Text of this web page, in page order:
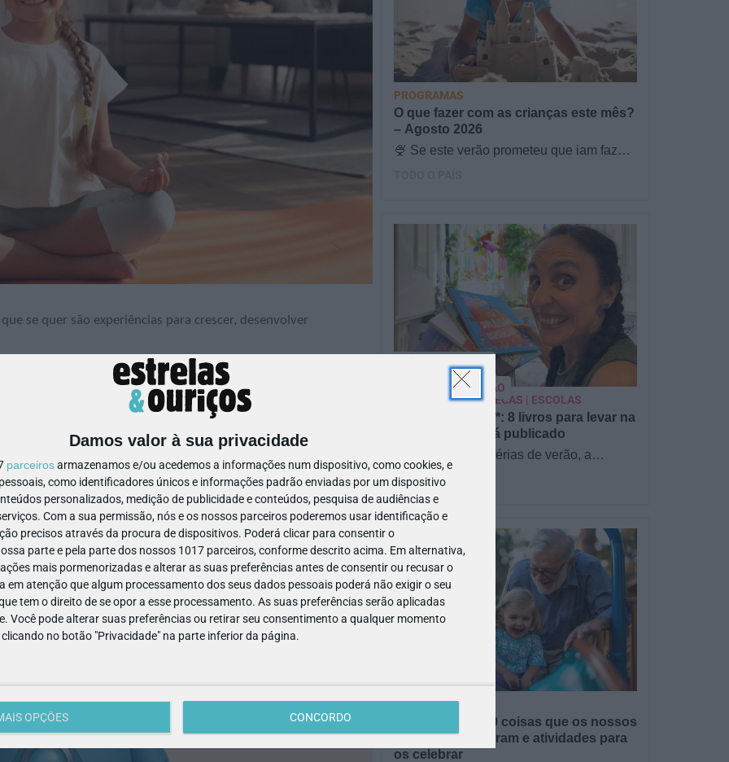
Damos valor à sua privacidade
parceirosarmazenamos e/ou acedemos a informações num dispositivo, como cookies, e
como identificadores únicos e informações padrão enviadas por um dispositivo
personalizados, medição de publicidade e conteúdos, pesquisa de audiências e
Com a sua permissão, nós e os nossos parceiros poderemos usar identificação e
precisos através da procura de dispositivos. Poderá clicar para consentir o
parte e pela parte dos nossos 1017 parceiros, conforme descrito acima. Em alternativa,
mais pormenorizadas e alterar as suas preferências antes de consentir ou recusar o
em atenção que algum processamento dos seus dados pessoais poderá não exigir o seu
tem o direito de se opor a esse processamento. As suas preferências serão aplicadas
Você pode alterar suas preferências ou retirar seu consentimento a qualquer momento
no botão "Privacidade" na parte inferior da página.
OPÇÕES CONCORDO
se quer são experiências para crescer, desenvolver
começam a surgir programação, mindfulness, desporto
socioemocionais.
O que fazer com as crianças este mês?
– Agosto 2026
🍨 Se este verão prometeu que iam fazer
PROGRAMAS
Pré-visualização*: 8 livros para levar na
mala de férias - já publicado
Para celebrar as férias de verão, a
Estrelas & Ouriços fez uma parceria com
a Sofia Vieira, da livraria…
PARA BEBÉS
PRÉ-VISUALIZAÇÃO
CONTOS E BIBLIOTECAS | ESCOLAS
Dia dos Avós: 10 coisas que os nossos
avós nos ensinaram e atividades para
os celebrar
BRINCAR